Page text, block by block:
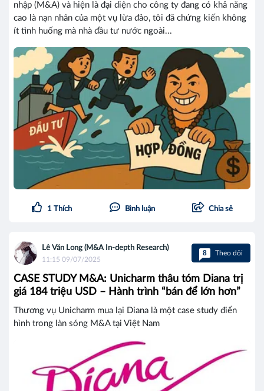
nhập (M&A) và hiện là đại diện cho công ty đang có khả năng
cao là nạn nhân của một vụ lừa đảo, tôi đã chứng kiến không
ít tình huống mà nhà đầu tư nước ngoài...
1 Thích Bình luận Chia sẻ
Lê Văn Long (M&A In-depth Research)
11:15 09/07/2025
8 Theo dõi
CASE STUDY M&A: Unicharm thâu tóm Diana trị
giá 184 triệu USD – Hành trình “bán để lớn hơn”
Thương vụ Unicharm mua lại Diana là một case study điển
hình trong làn sóng M&A tại Việt Nam